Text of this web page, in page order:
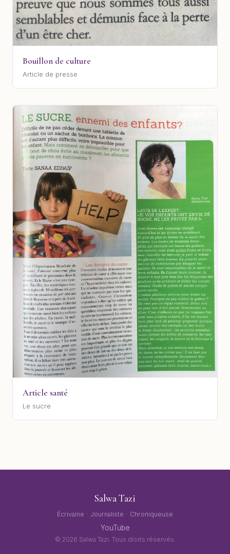
Bouillon de culture
Article de presse
Article santé
Le sucre
Salwa Tazi
Écrivaine · Journaliste · Chroniqueuse
YouTube
© 2026 Salwa Tazi. Tous droits réservés.